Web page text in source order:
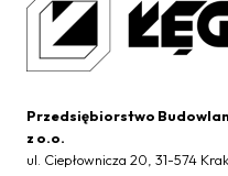
Przedsiębiorstwo
z o.o.
ul. Ciepłownicza 20, 31-574